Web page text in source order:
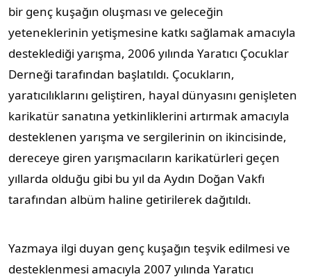
bir genç kuşağın oluşması ve geleceğin
yeteneklerinin yetişmesine katkı sağlamak amacıyla
desteklediği yarışma, 2006 yılında Yaratıcı Çocuklar
Derneği tarafından başlatıldı. Çocukların,
yaratıcılıklarını geliştiren, hayal dünyasını genişleten
karikatür sanatına yetkinliklerini artırmak amacıyla
desteklenen yarışma ve sergilerinin on ikincisinde,
dereceye giren yarışmacıların karikatürleri geçen
yıllarda olduğu gibi bu yıl da Aydın Doğan Vakfı
tarafından albüm haline getirilerek dağıtıldı.
Yazmaya ilgi duyan genç kuşağın teşvik edilmesi ve
desteklenmesi amacıyla 2007 yılında Yaratıcı